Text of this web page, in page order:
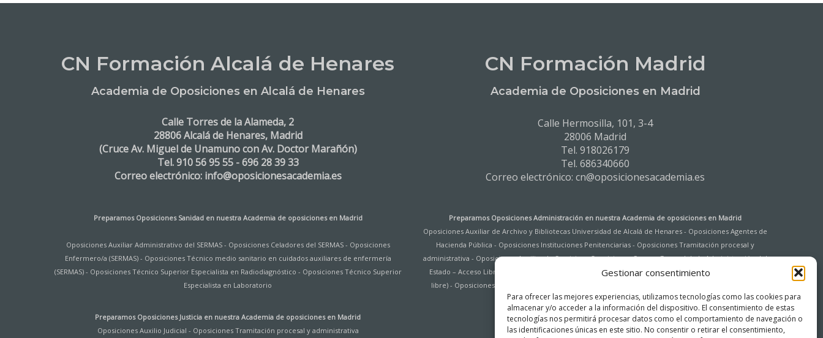
Gestionar consentimiento
Para ofrecer las mejores experiencias, utilizamos tecnologías como las cookies para
almacenar y/o acceder a la información del dispositivo. El consentimiento de estas
tecnologías nos permitirá procesar datos como el comportamiento de navegación o
las identificaciones únicas en este sitio. No consentir o retirar el consentimiento,
CN Formación Alcalá de Henares
Academia de Oposiciones en Alcalá de Henares
Calle Torres de la Alameda, 2
28806 Alcalá de Henares, Madrid
(Cruce Av. Miguel de Unamuno con Av. Doctor Marañón)
Tel. 910 56 95 55 - 696 28 39 33
Correo electrónico: info@oposicionesacademia.es
CN Formación Madrid
Academia de Oposiciones en Madrid
Calle Hermosilla, 101, 3-4
28006 Madrid
Tel. 918026179
Tel. 686340660
Correo electrónico: cn@oposicionesacademia.es
Preparamos Oposiciones Sanidad en nuestra Academia de oposiciones en Madrid
Oposiciones Auxiliar Administrativo del SERMAS- Oposiciones Celadores del SERMAS- Oposiciones
Enfermero/a (SERMAS)- Oposiciones Técnico medio sanitario en cuidados auxiliares de enfermería
(SERMAS)- Oposiciones Técnico Superior Especialista en Radiodiagnóstico - Oposiciones Técnico Superior
Especialista en Laboratorio
Preparamos Oposiciones Justicia en nuestra Academia de oposiciones en Madrid
Oposiciones Auxilio Judicial - Oposiciones Tramitación procesal y administrativa
Preparamos Oposiciones Administración en nuestra Academia de oposiciones en Madrid
Oposiciones Auxiliar de Archivo y Bibliotecas Universidad de Alcalá de Henares - Oposiciones Agentes de
Hacienda Pública - Oposiciones Instituciones Penitenciarias - Oposiciones Tramitación procesal y
administrativa - Oposiciones Auxiliar de Servicios-Oposiciones Cuerpo General de la Administración del
Estado – Acceso Libre
Oposiciones Cuerpo General Auxiliar de la Administración del Estado (Ingreso
libre)- Oposiciones Administrativo Comunidad de Madrid
Comunidad de Madrid